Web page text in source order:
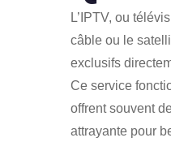
L’IPTV, ou
câble ou le
exclusifs
Ce service
offrent souvent
attrayante pour